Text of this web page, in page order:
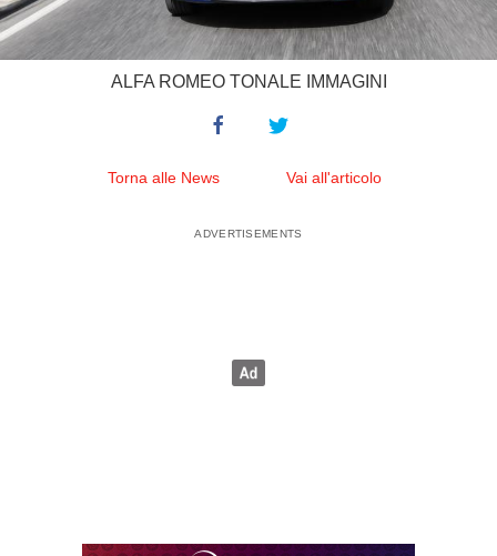
ALFA ROMEO TONALE IMMAGINI
Torna alle News Vai all'articolo